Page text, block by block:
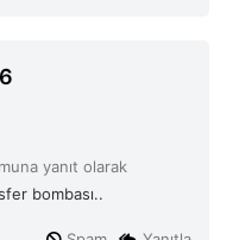
yanıt olarak
bombası..